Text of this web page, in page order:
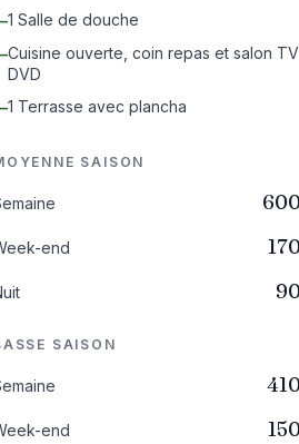
1 Salle de douche
Cuisine ouverte, coin repas et salon
DVD
1 Terrasse avec plancha
SAISON
end
SAISON
end